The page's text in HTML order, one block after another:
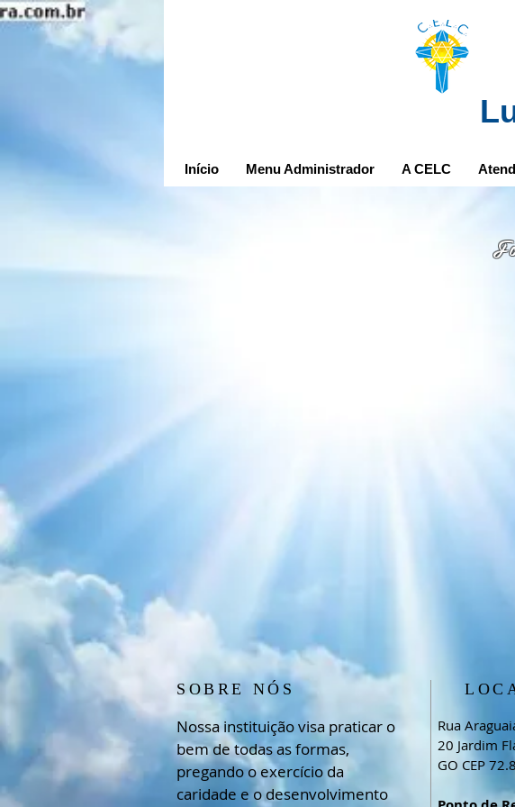
Início Menu Administrador A CELC
SOBRE NÓS
Nossa instituição visa praticar o
bem de todas as formas,
pregando o exercício da
caridade e o desenvolvimento
Rua
20 Jardim
GO CEP